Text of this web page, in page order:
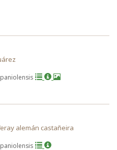
alemán castañeira